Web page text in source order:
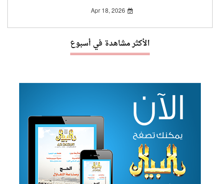
Apr 18, 2026
الأكثر مشاهدة في أسبوع